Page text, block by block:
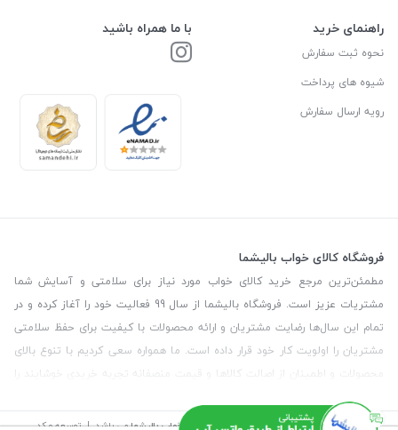
راهنمای خرید
نحوه ثبت سفارش
شیوه های پرداخت
رویه ارسال سفارش
با ما همراه باشید
فروشگاه کالای خواب بالیشما
مطمئن‌ترین مرجع خرید کالای خواب مورد نیاز برای سلامتی و آسایش شما
مشتریات عزیز است. فروشگاه بالیشما از سال 99 فعالیت خود را آغاز کرده و در
تمام این سال‌ها رضایت مشتریان و ارائه محصولات با کیفیت برای حفظ سلامتی
مشتریان را اولویت کار خود قرار داده است. ما همواره سعی کردیم با تنوع بالای
محصولات و اطمینان از اصالت کالاها و قیمت منصفانه تجربه خریدی خوشایند را
برای مشتریان رقم بزنیم. همچنین برای دریافت مشاوره رایگان درمورد محصولات
می‌توانیدبا شماره مشاور در تماس باشید.
تمامی حقوق این سایت متعلق بهفروشگاه کالای خواب بالیشمامی باشد. | توسعه و کد